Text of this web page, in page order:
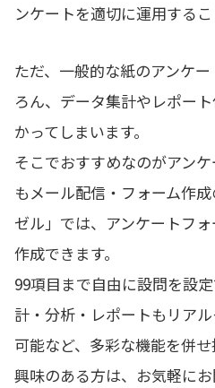
ンケートを適切に運用するこ
ただ、一般的な紙のアンケ
ろん、データ集計やレポー
かってしまいます。
そこでおすすめなのがアン
もメール配信・フォーム作
ゼル」では、アンケートフ
作成できます。
99項目まで自由に設問を設
計・分析・レポートもリア
可能など、多彩な機能を併せ
興味のある方は、お気軽にお